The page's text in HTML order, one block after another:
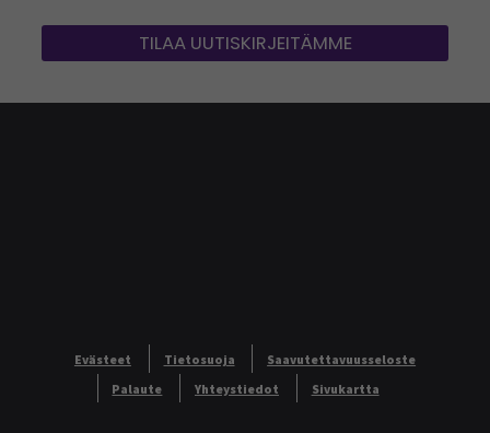
TILAA UUTISKIRJEITÄMME
Evästeet Tietosuoja
Saavutettavuusseloste
Palaute
Yhteystiedot Sivukartta